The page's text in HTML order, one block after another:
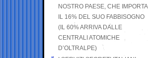
NOSTRO PAESE, CHE IMPORTA
IL 16% DEL SUO FABBISOGNO
(IL 60% ARRIVA DALLE
CENTRALI ATOMICHE
D’OLTRALPE)